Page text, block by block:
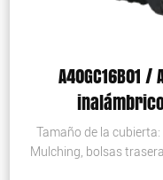
A40GC16B01
Tamaño de la
Mulching, bolsas